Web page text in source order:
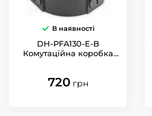
В наявності
DH-PFA130-E-B
Комутаційна коробка
720 грн